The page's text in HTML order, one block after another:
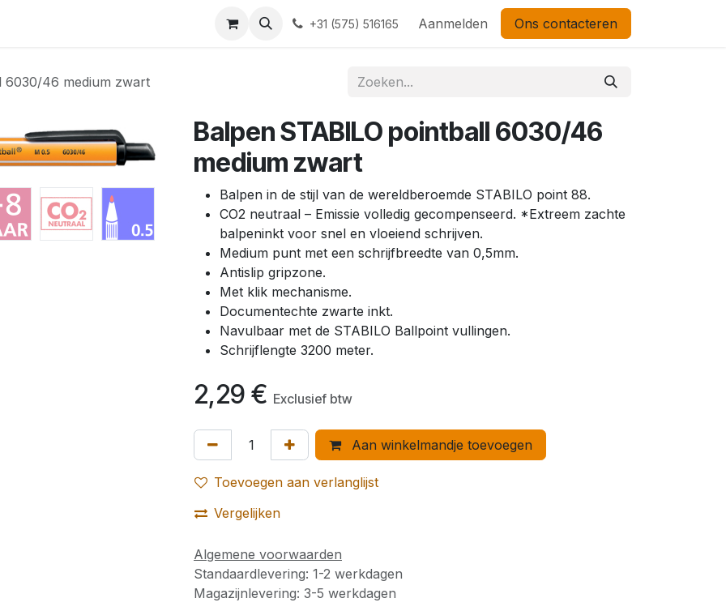
+31 (575) 516165 Aanmelden Ons contacteren
6030/46 medium zwart
Balpen STABILO pointball 6030/46
medium zwart
Balpen in de stijl van de wereldberoemde STABILO point 88.
CO2 neutraal – Emissie volledig gecompenseerd. *Extreem zachte
balpeninkt voor snel en vloeiend schrijven.
Medium punt met een schrijfbreedte van 0,5mm.
Antislip gripzone.
Met klik mechanisme.
Documentechte zwarte inkt.
Navulbaar met de STABILO Ballpoint vullingen.
Schrijflengte 3200 meter.
2,29 € Exclusief btw
Aan winkelmandje toevoegen
Toevoegen aan verlanglijst
Vergelijken
Algemene voorwaarden
Standaardlevering: 1-2 werkdagen
Magazijnlevering: 3-5 werkdagen